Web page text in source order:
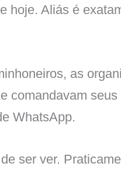
hoje. Aliás é
as
comandavam
WhatsApp.
ser ver.